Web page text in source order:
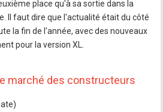
place qu'à sa sortie dans la
Il faut dire que l'actualité était du côté
la fin de l'année, avec des nouveaux
pour la version XL.
marché des constructeurs